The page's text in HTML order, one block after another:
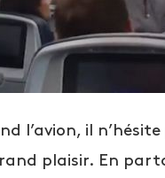
l’avion, il
plaisir. En